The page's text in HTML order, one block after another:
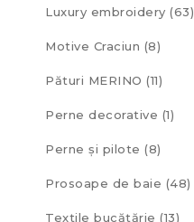
Luxury embroidery (63)
Motive Craciun (8)
Pături MERINO (11)
Perne decorative (1)
Perne și pilote (8)
Prosoape de baie (48)
Textile bucătărie (13)